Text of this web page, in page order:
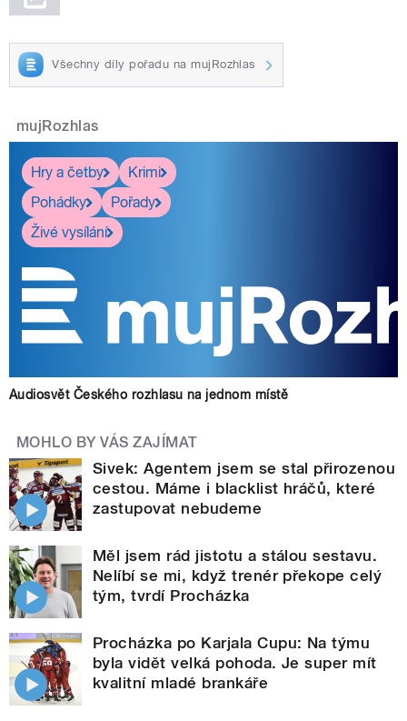
Všechny díly pořadu na mujRozhlas
mujRozhlas
Hry a četby
Krimi
Pohádky
Pořady
Živé vysílání
Audiosvět Českého rozhlasu na jednom místě
MOHLO BY VÁS ZAJÍMAT
Sivek: Agentem jsem se stal přirozenou
cestou. Máme i blacklist hráčů, které
zastupovat nebudeme
Měl jsem rád jistotu a stálou sestavu.
Nelíbí se mi, když trenér překope celý
tým, tvrdí Procházka
Procházka po Karjala Cupu: Na týmu
byla vidět velká pohoda. Je super mít
kvalitní mladé brankáře